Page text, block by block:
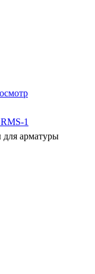
1
для арматуры